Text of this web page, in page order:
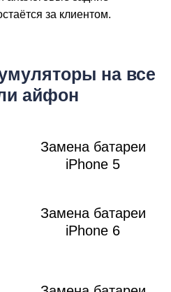
за клиентом.
на все
айфон
Замена батареи
iPhone 5
Замена батареи
iPhone 6